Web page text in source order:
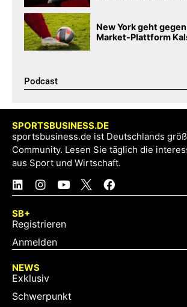
New York geht
Market-Plattform
Podcast​
SPORTSBUSINESS.DE
sportsbusiness.de ist Deutschlands
Community. Lesen Sie täglich die
aus Sport und Wirtschaft.
SB+
Registrieren
Anmelden
NEWS
Exklusiv
Schwerpunkt